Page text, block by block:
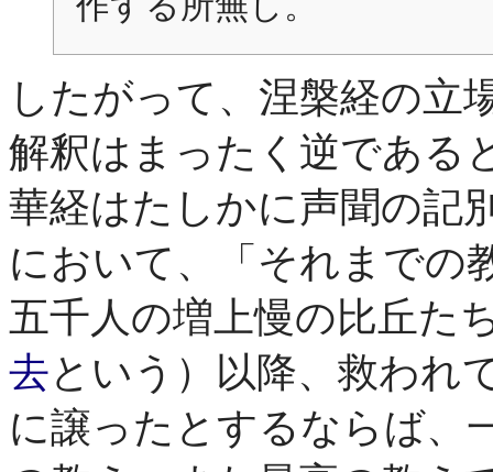
したがって、涅槃経の立
解釈はまったく逆である
華経はたしかに声聞の記
において、「それまでの
五千人の増上慢の比丘た
去という）以降、救われ
に譲ったとするならば、